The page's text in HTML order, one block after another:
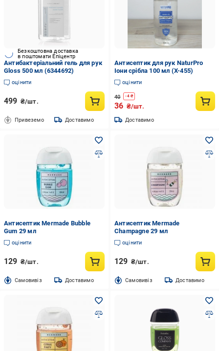
Безкоштовна доставка
в поштомати Епіцентр
Антибактеріальний гель для рук
Gloss 500 мл (6344692)
оцінити
499 ₴/шт.
Привеземо Доставимо
Антисептик для рук NaturPro
Іони срібла 100 мл (X-455)
оцінити
40 -4₴
36 ₴/шт.
Доставимо
Антисептик Mermade Bubble
Gum 29 мл
оцінити
129 ₴/шт.
Cамовивіз Доставимо
Антисептик Mermade
Champagne 29 мл
оцінити
129 ₴/шт.
Cамовивіз Доставимо